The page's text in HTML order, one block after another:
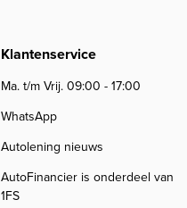
Klantenservice
Ma. t/m Vrij. 09:00 - 17:00
WhatsApp
Autolening nieuws
AutoFinancier is onderdeel van
1FS